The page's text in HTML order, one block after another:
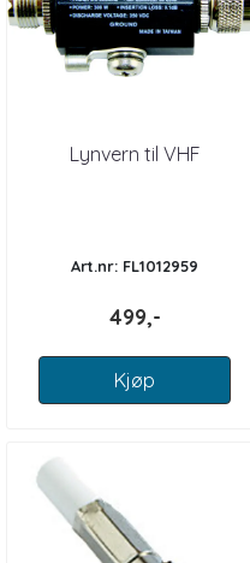
Lynvern til VHF
Art.nr: FL1012959
499,-
Kjøp